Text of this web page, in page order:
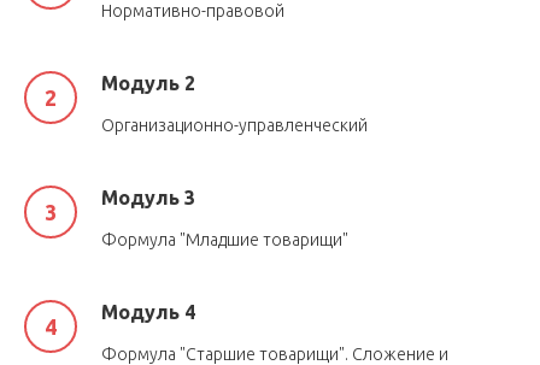
Нормативно-правовой
Модуль 2
Организационно-управленческий
Модуль 3
Формула "Младшие товарищи"
Модуль 4
Формула "Старшие товарищи". Сложение и